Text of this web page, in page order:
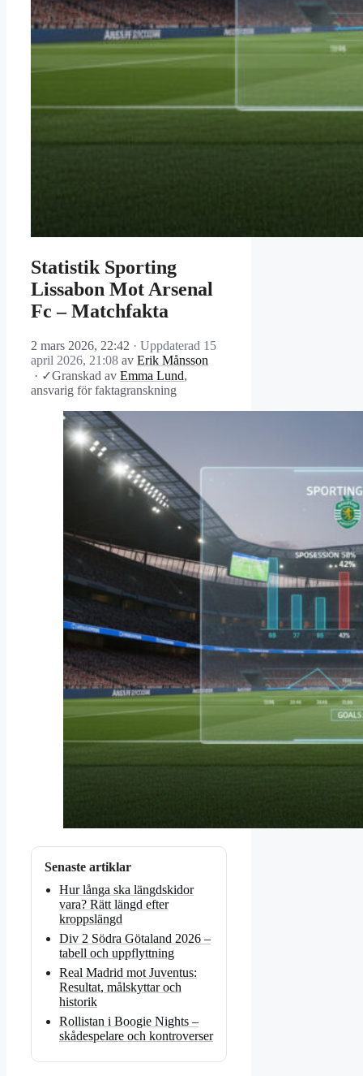
Statistik Sporting
Lissabon Mot Arsenal
Fc – Matchfakta
2 mars 2026, 22:42 · Uppdaterad 15
april 2026, 21:08 av Erik Månsson
· ✓Granskad av Emma Lund,
ansvarig för faktagranskning
Senaste artiklar
Hur långa ska längdskidor
vara? Rätt längd efter
kroppslängd
Div 2 Södra Götaland 2026 –
tabell och uppflyttning
Real Madrid mot Juventus:
Resultat, målskyttar och
historik
Rollistan i Boogie Nights –
skådespelare och kontroverser